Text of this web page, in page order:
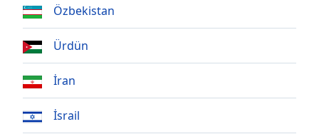
Done
Dialog
dialog
Özbekistan
Ürdün
İran
İsrail